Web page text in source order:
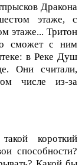
Дракона
этаже, с
этаже... Тритон
сможет с ним
в Реке Душ
Они считали,
числе из-за
короткий
способности?